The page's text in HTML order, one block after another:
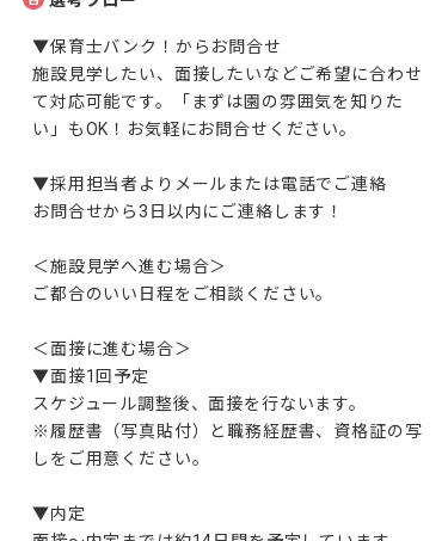
▼保育士バンク！からお問合せ
施設見学したい、面接したいなどご希望に合わせ
て対応可能です。「まずは園の雰囲気を知りた
い」もOK！お気軽にお問合せください。
▼採用担当者よりメールまたは電話でご連絡
お問合せから3日以内にご連絡します！
＜施設見学へ進む場合＞
ご都合のいい日程をご相談ください。
＜面接に進む場合＞
▼面接1回予定
スケジュール調整後、面接を行ないます。
※履歴書（写真貼付）と職務経歴書、資格証の写
しをご用意ください。
▼内定